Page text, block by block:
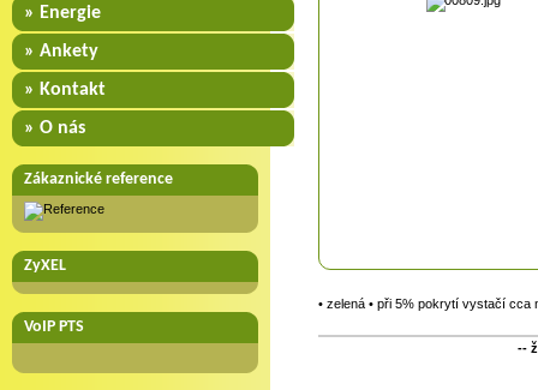
» Energie
» Ankety
» Kontakt
» O nás
Zákaznické reference
ZyXEL
VoIP PTS
• zelená • při 5% pokrytí vystačí cca
--